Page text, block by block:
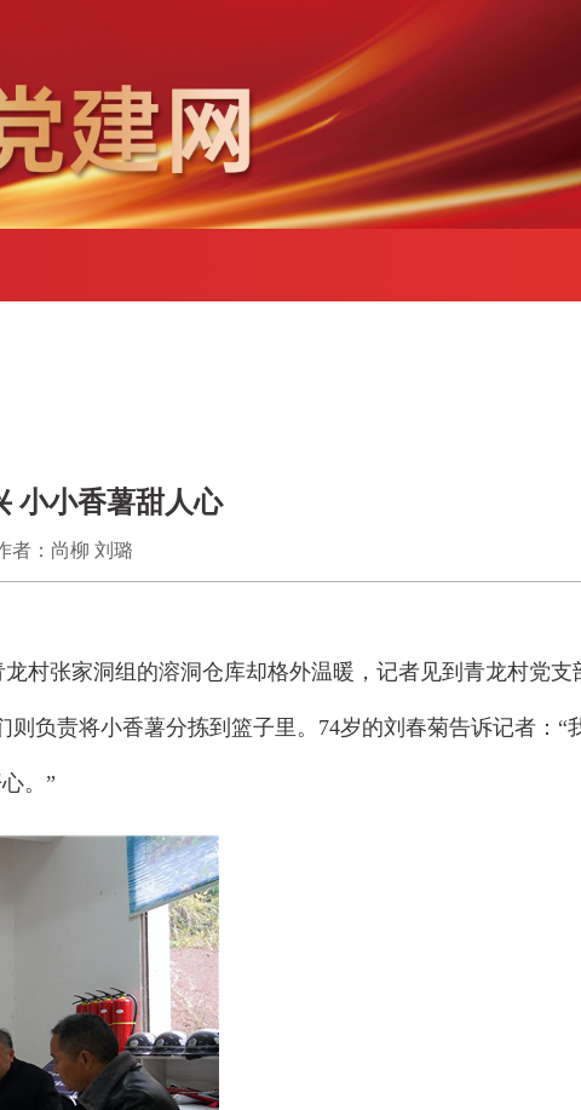
小小香薯甜人心
者：尚柳 刘璐
张家洞组的溶洞仓库却格外温暖，记者见到青龙村党支
负责将小香薯分拣到篮子里。74岁的刘春菊告诉记者：“
。”